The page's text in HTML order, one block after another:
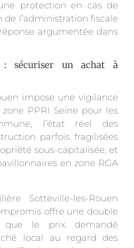
protection en cas de
l’administration fiscale
argumentée dans
: sécuriser un achat à
impose une vigilance
PPRI Seine pour les
l’état réel des
parfois fragilisées
sous-capitalisée, et
en zone RGA
Sotteville-les-Rouen
offre une double
que le prix demandé
local au regard des